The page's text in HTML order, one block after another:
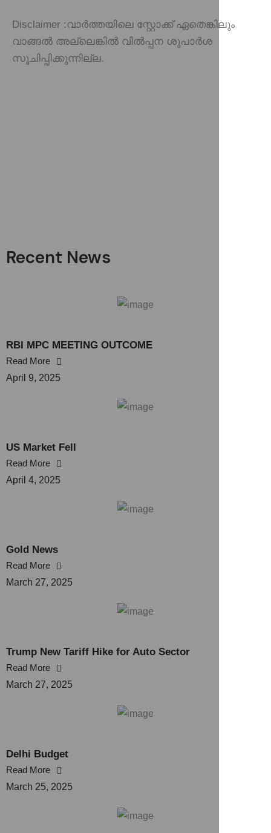
Disclaimer :വാർത്തയിലെ സ്റ്റോക്ക് ഏതെങ്കിലും
വാങ്ങൽ അല്ലെങ്കിൽ വിൽപ്പന ശുപാർശ
സൂചിപ്പിക്കുന്നില്ല.
Recent News
RBI MPC MEETING OUTCOME
Read More
April 9, 2025
US Market Fell
Read More
April 4, 2025
Gold News
Read More
March 27, 2025
Trump New Tariff Hike for Auto Sector
Read More
March 27, 2025
Delhi Budget
Read More
March 25, 2025